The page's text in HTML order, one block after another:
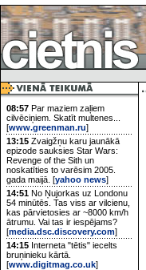
08:57 Par maziem zaļiem
cilvēciņiem. Skatīt multenes...
[www.greenman.ru]
13:15 Zvaigžņu karu jaunākā
epizode sauksies Star Wars:
Revenge of the Sith un
noskatīties to varēsim 2005.
gada maijā. [yahoo news]
14:51 No Ņujorkas uz Londonu
54 minūtēs. Tas viss ar vilcienu,
kas pārvietosies ar ~8000 km/h
ātrumu. Vai tas ir iespējams?
[media.dsc.discovery.com]
14:15 Interneta "tētis" iecelts
bruņinieku kārtā.
[www.digitmag.co.uk]